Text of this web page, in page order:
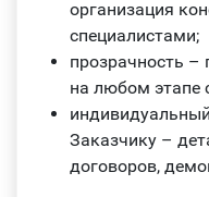
организация
специалистами;
прозрачность –
на любом этапе
Заказчику –
договоров,